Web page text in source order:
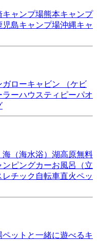
キャンプ場熊本キャンプ
児島キャンプ場沖縄キャ
ガローキャビン （ケビ
ラーハウスティピーパオ
海（海水浴） 湖高原無料
ンピングカーお風呂（立
レチック 自転車直火ペッ
ペットと一緒に遊べるキ